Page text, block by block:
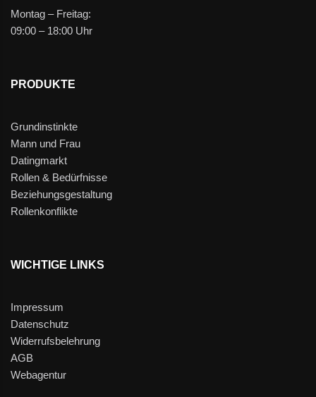
Montag – Freitag:
09:00 – 18:00 Uhr
PRODUKTE
Grundinstinkte
Mann und Frau
Datingmarkt
Rollen & Bedürfnisse
Beziehungsgestaltung
Rollenkonflikte
WICHTIGE LINKS
Impressum
Datenschutz
Widerrufsbelehrung
AGB
Webagentur